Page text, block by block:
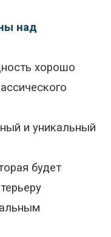
над
хорошо
и уникальный
будет